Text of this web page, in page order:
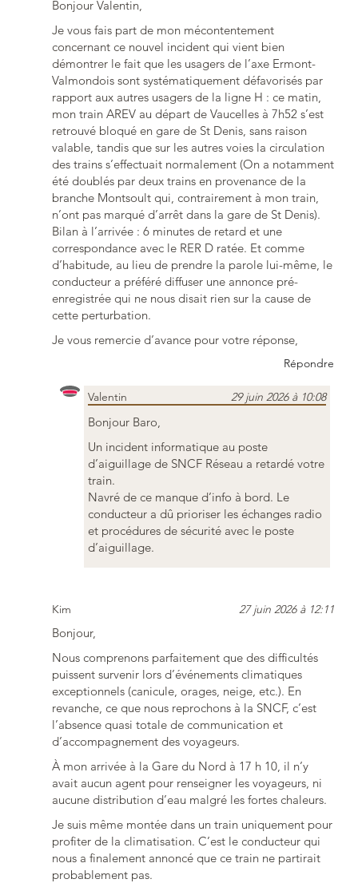
Bonjour Valentin,
Je vous fais part de mon mécontentement
concernant ce nouvel incident qui vient bien
démontrer le fait que les usagers de l’axe Ermont-
Valmondois sont systématiquement défavorisés par
rapport aux autres usagers de la ligne H : ce matin,
mon train AREV au départ de Vaucelles à 7h52 s’est
retrouvé bloqué en gare de St Denis, sans raison
valable, tandis que sur les autres voies la circulation
des trains s’effectuait normalement (On a notamment
été doublés par deux trains en provenance de la
branche Montsoult qui, contrairement à mon train,
n’ont pas marqué d’arrêt dans la gare de St Denis).
Bilan à l’arrivée : 6 minutes de retard et une
correspondance avec le RER D ratée. Et comme
d’habitude, au lieu de prendre la parole lui-même, le
conducteur a préféré diffuser une annonce pré-
enregistrée qui ne nous disait rien sur la cause de
cette perturbation.
Je vous remercie d’avance pour votre réponse,
Répondre
Valentin 29 juin 2026 à 10:08
Bonjour Baro,
Un incident informatique au poste
d’aiguillage de SNCF Réseau a retardé votre
train.
Navré de ce manque d’info à bord. Le
conducteur a dû prioriser les échanges radio
et procédures de sécurité avec le poste
d’aiguillage.
Kim 27 juin 2026 à 12:11
Bonjour,
Nous comprenons parfaitement que des difficultés
puissent survenir lors d’événements climatiques
exceptionnels (canicule, orages, neige, etc.). En
revanche, ce que nous reprochons à la SNCF, c’est
l’absence quasi totale de communication et
d’accompagnement des voyageurs.
À mon arrivée à la Gare du Nord à 17 h 10, il n’y
avait aucun agent pour renseigner les voyageurs, ni
aucune distribution d’eau malgré les fortes chaleurs.
Je suis même montée dans un train uniquement pour
profiter de la climatisation. C’est le conducteur qui
nous a finalement annoncé que ce train ne partirait
probablement pas.